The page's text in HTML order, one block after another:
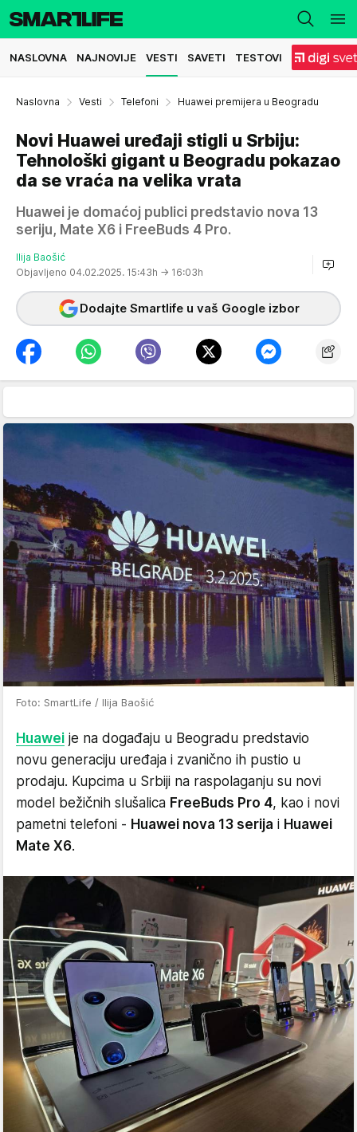
NASLOVNA NAJNOVIJE VESTI SAVETI TESTOVI
Naslovna Vesti Telefoni Huawei premijera u Beogradu
Novi Huawei uređaji stigli u Srbiju:
Tehnološki gigant u Beogradu pokazao
da se vraća na velika vrata
Huawei je domaćoj publici predstavio nova 13
seriju, Mate X6 i FreeBuds 4 Pro.
Ilija Baošić
Objavljeno 04.02.2025. 15:43h → 16:03h
Dodajte Smartlife u vaš Google izbor
Foto: SmartLife / Ilija Baošić
Huawei je na događaju u Beogradu predstavio
novu generaciju uređaja i zvanično ih pustio u
prodaju. Kupcima u Srbiji na raspolaganju su novi
model bežičnih slušalica FreeBuds Pro 4, kao i novi
pametni telefoni - Huawei nova 13 serija i Huawei
Mate X6.